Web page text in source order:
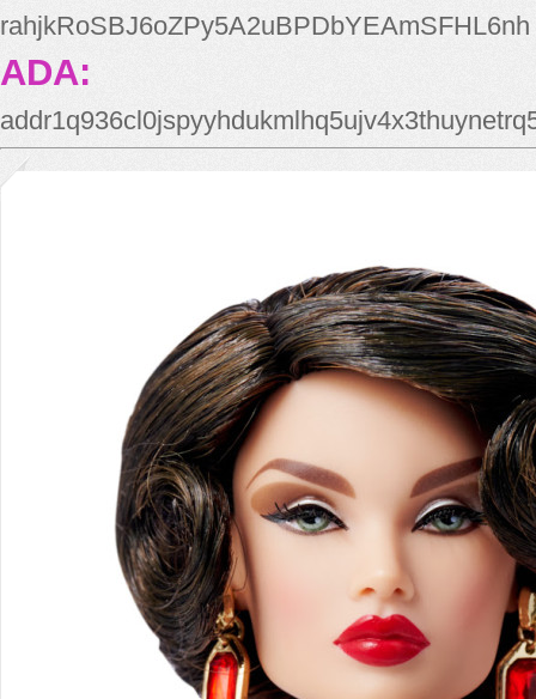
rahjkRoSBJ6oZPy5A2uBPDbYEAmSFHL6nh
ADA: